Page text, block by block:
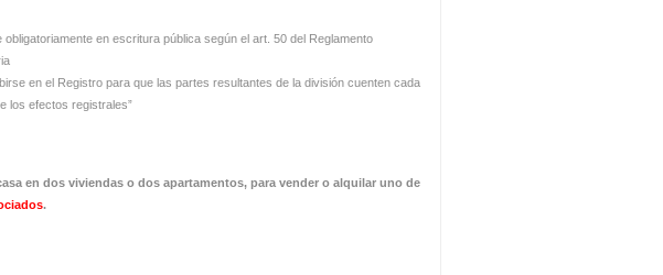
en escritura pública según el art. 50 del Reglamento
en el Registro para que las partes resultantes de la división cuenten cada
los efectos registrales”
en dos viviendas o dos apartamentos, para vender o alquilar uno de
.